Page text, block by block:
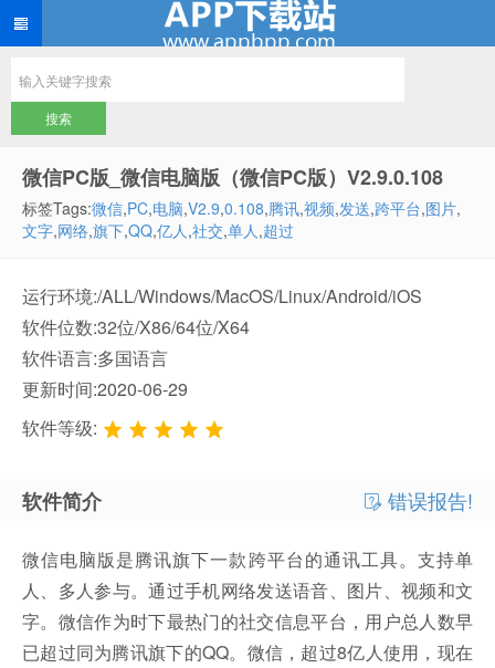
微信PC版_微信电脑版（微信PC版）V2.9.0.108
标签Tags:微信,PC,电脑,V2.9,0.108,腾讯,视频,发送,跨平台,图片,
文字,网络,旗下,QQ,亿人,社交,单人,超过
运行环境:/ALL/Windows/MacOS/Linux/Android/iOS
软件位数:32位/X86/64位/X64
软件语言:多国语言
更新时间:2020-06-29
软件等级:
软件简介 错误报告!
微信电脑版是腾讯旗下一款跨平台的通讯工具。支持单
人、多人参与。通过手机网络发送语音、图片、视频和文
字。微信作为时下最热门的社交信息平台，用户总人数早
已超过同为腾讯旗下的QQ。微信，超过8亿人使用，现在